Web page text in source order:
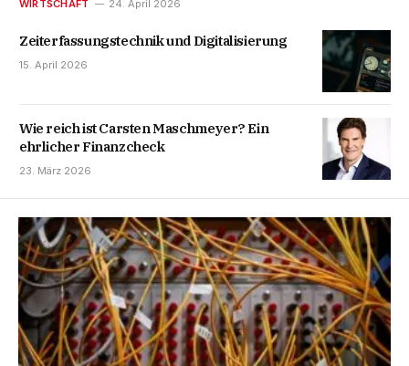
WIRTSCHAFT 24. April 2026
Zeiterfassungstechnik und Digitalisierung
15. April 2026
Wie reich ist Carsten Maschmeyer? Ein
ehrlicher Finanzcheck
23. März 2026